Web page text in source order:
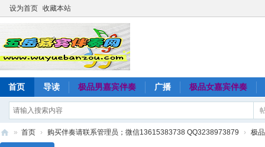
设为首页 收藏本站
首页 导读 极品男嘉宾伴奏 广播 极品女嘉宾伴奏
» 首页 › 购买伴奏请联系管理员；微信13615383738 QQ3238973879 › 极